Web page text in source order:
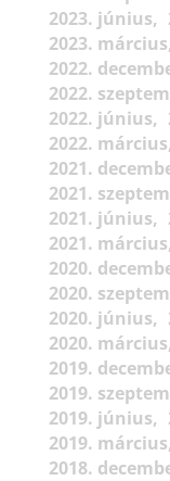
2023. június
2023. március
2022.
2022.
2022. június
2022. március
2021.
2021.
2021. június
2021. március
2020.
2020.
2020. június
2020. március
2019.
2019.
2019. június
2019. március
2018.